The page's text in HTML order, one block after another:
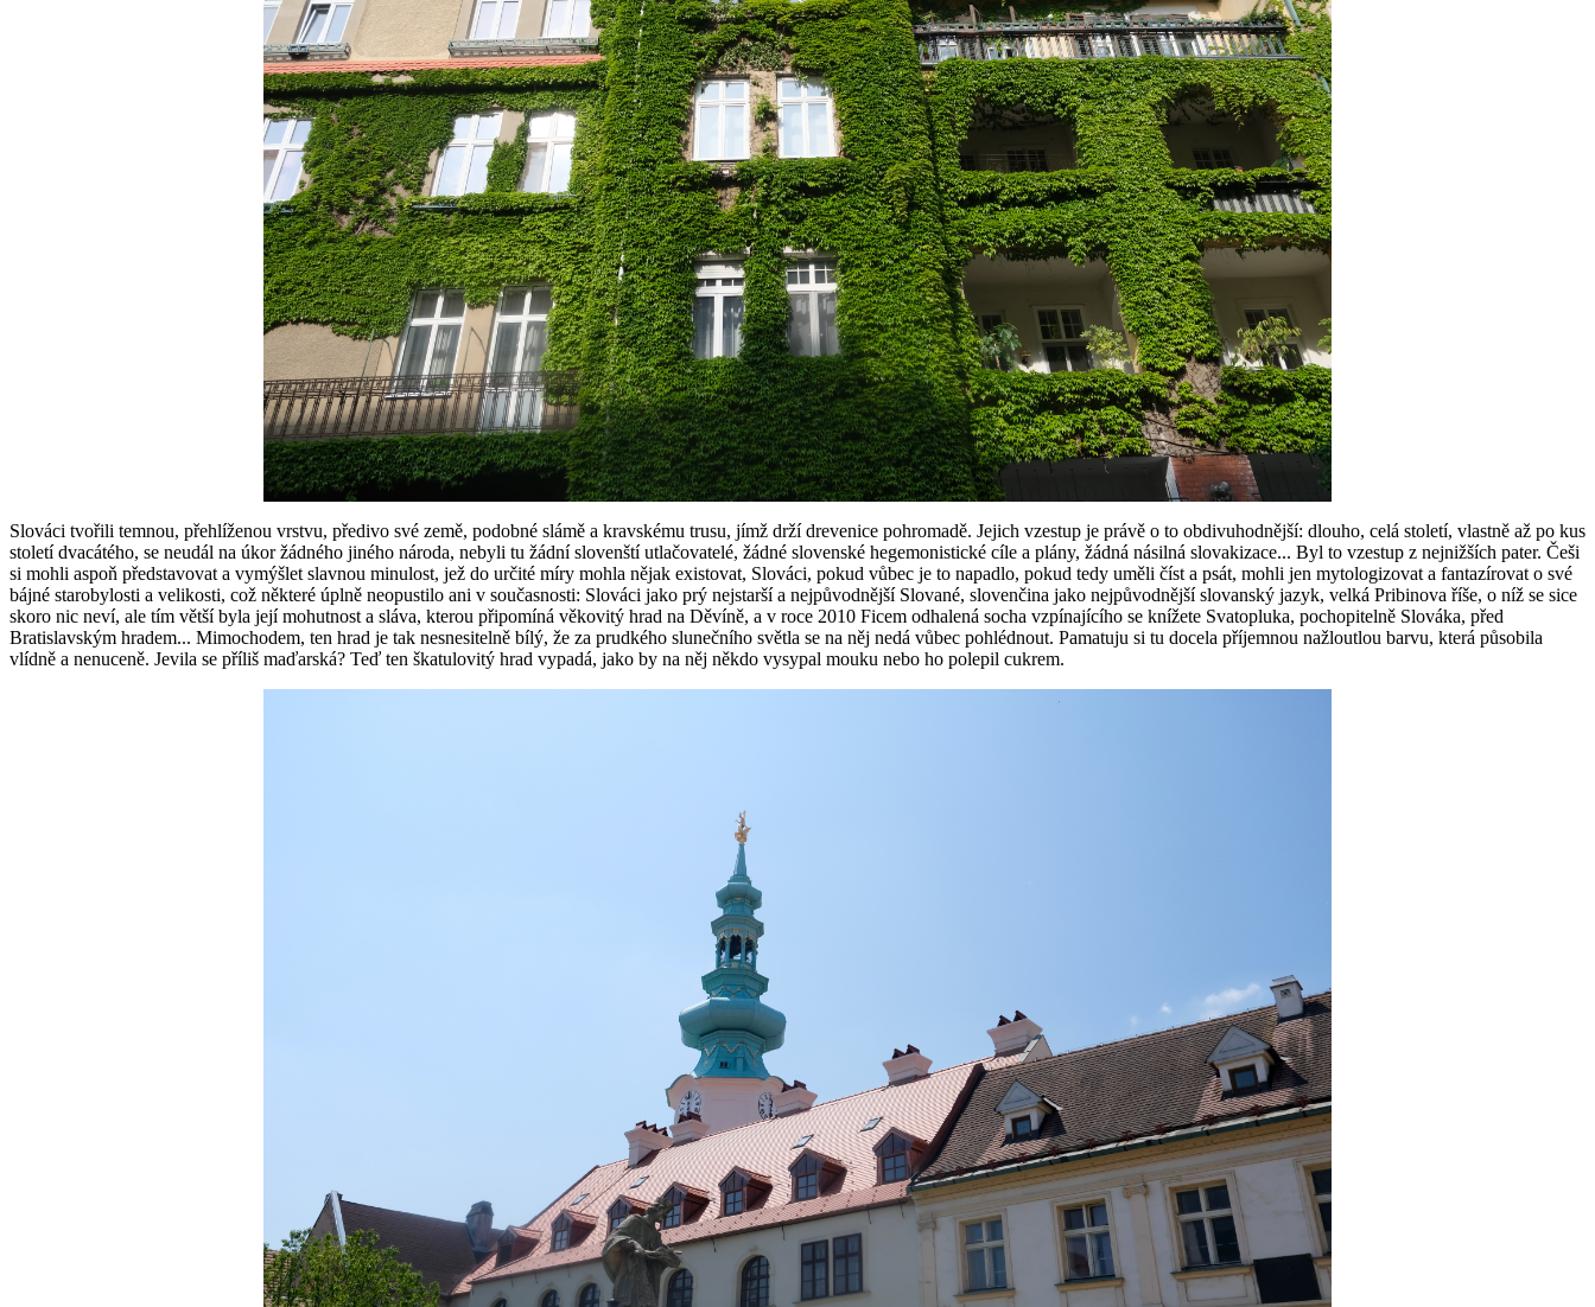
Slováci tvořili temnou, přehlíženou vrstvu, předivo své země, podobné slámě a kravskému trusu, jímž drží drevenice pohromadě. Jejich vzestup je právě o to obdivuhodnější: dlouho, celá století, vlastně až po kus
století dvacátého, se neudál na úkor žádného jiného národa, nebyli tu žádní slovenští utlačovatelé, žádné slovenské hegemonistické cíle a plány, žádná násilná slovakizace... Byl to vzestup z nejnižších pater. Češi
si mohli aspoň představovat a vymýšlet slavnou minulost, jež do určité míry mohla nějak existovat, Slováci, pokud vůbec je to napadlo, pokud tedy uměli číst a psát, mohli jen mytologizovat a fantazírovat o své
bájné starobylosti a velikosti, což některé úplně neopustilo ani v současnosti: Slováci jako prý nejstarší a nejpůvodnější Slované, slovenčina jako nejpůvodnější slovanský jazyk, velká Pribinova říše, o níž se sice
skoro nic neví, ale tím větší byla její mohutnost a sláva, kterou připomíná věkovitý hrad na Děvíně, a v roce 2010 Ficem odhalená socha vzpínajícího se knížete Svatopluka, pochopitelně Slováka, před
Bratislavským hradem... Mimochodem, ten hrad je tak nesnesitelně bílý, že za prudkého slunečního světla se na něj nedá vůbec pohlédnout. Pamatuju si tu docela příjemnou nažloutlou barvu, která působila
vlídně a nenuceně. Jevila se příliš maďarská? Teď ten škatulovitý hrad vypadá, jako by na něj někdo vysypal mouku nebo ho polepil cukrem.